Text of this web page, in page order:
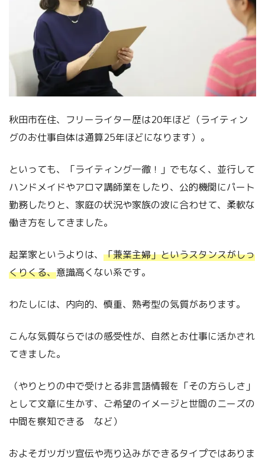
秋田市在住、フリーライター歴は20年ほど（ライティン
グのお仕事自体は通算25年ほどになります）。
といっても、「ライティング一徹！」でもなく、並行して
ハンドメイドやアロマ講師業をしたり、公的機関にパート
勤務したりと、家庭の状況や家族の波に合わせて、柔軟な
働き方をしてきました。
起業家というよりは、 「兼業主婦」というスタンスがしっ
くりくる、意識高くない系です。
わたしには、内向的、慎重、熟考型の気質があります。
こんな気質ならではの感受性が、自然とお仕事に活かされ
てきました。
（やりとりの中で受けとる非言語情報を「その方らしさ」
として文章に生かす、ご希望のイメージと世間のニーズの
中間を察知できる など）
およそガツガツ宣伝や売り込みができるタイプではありま